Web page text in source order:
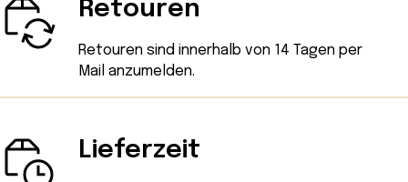
Retouren
Retouren sind innerhalb von 14 Tagen per
Mail anzumelden.
Lieferzeit